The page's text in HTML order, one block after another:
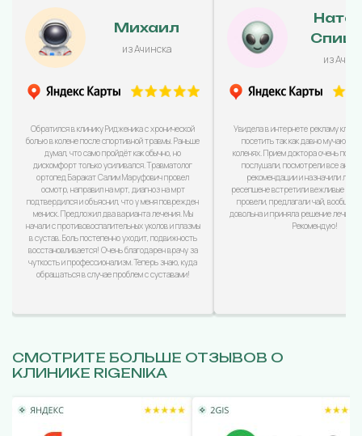
Михаил
из Ачинска
Обратился в клинику Ридженика с хронической
болью в колене после спортивной травмы. Раньше
думал, что само пройдёт как обычно, но
дискомфорт только усиливался. Травматолог
ортопед Баракат Салим Маруфович провел
осмотр, направил на мрт, диагноз на мрт
подтвердился и объяснил, что у меня поврежден
мениск. Предложил два варианта лечения. Мы
начали с противовоспалительных уколов и плазмы
в сустав. Боль постепенно уходит, подвижность
восстановливается! Очень благодарен врачу за
чуткость и профессионализм. Теперь знаю, куда
обращаться в случае проблем с суставами!
из
Увидела в интернете рекламу
посетить так как давно мучаюсь
коленях. Прием доктора очень
послушали, посмотрели все
рекомендации и назначили
ресепшене встретили вежливые
провели, предлагали чай, вообщем
довольна и приняла решение
Рекомендую!
СМОТРИТЕ БОЛЬШЕ ОТЗЫВОВ О
КЛИНИКЕ RIGENIKA